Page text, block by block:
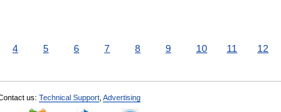
4 5 6 7 8 9 10 11 12
us: Technical Support Advertising